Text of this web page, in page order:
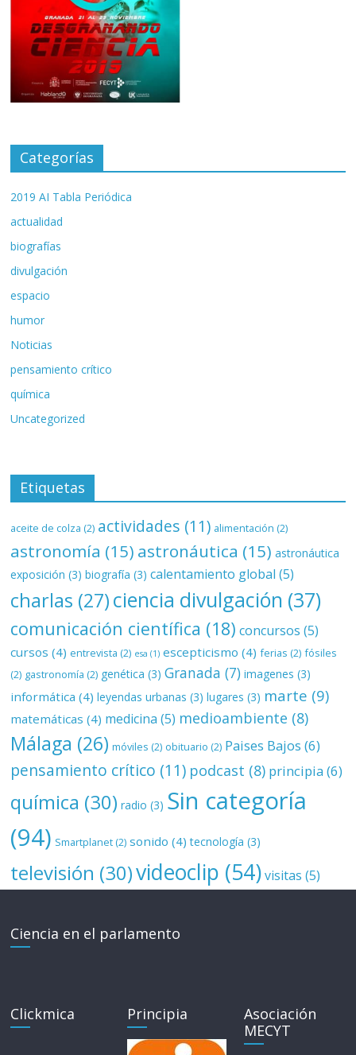
Categorías
2019 AI Tabla Periódica
actualidad
biografías
divulgación
espacio
humor
Noticias
pensamiento crítico
química
Uncategorized
Etiquetas
aceite de colza (2) actividades (11) alimentación (2)
astronomía (15) astronáutica (15) astronáutica
exposición (3) biografía (3) calentamiento global (5)
charlas (27)ciencia divulgación (37)
comunicación científica (18) concursos (5)
cursos (4) entrevista (2) esa (1) escepticismo (4) ferias (2) fósiles
(2) gastronomía (2) genética (3) Granada (7) imagenes (3)
informática (4) leyendas urbanas (3) lugares (3) marte (9)
matemáticas (4) medicina (5) medioambiente (8)
Málaga (26) móviles (2) obituario (2) Paises Bajos (6)
pensamiento crítico (11) podcast (8) principia(6)
química (30) radio (3) Sin categoría
(94) Smartplanet (2) sonido (4) tecnología (3)
televisión (30)videoclip (54) visitas (5)
Ciencia en el parlamento
Clickmica Principia
Asociación
MECYT